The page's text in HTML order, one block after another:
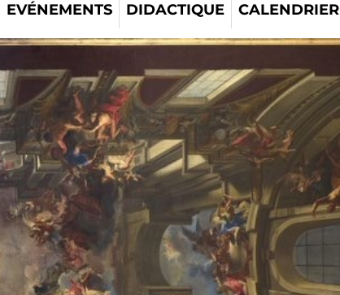
EVÉNEMENTS DIDACTIQUE CALENDRIER